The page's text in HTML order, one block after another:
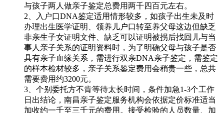
与孩子两人做亲子鉴定总费用两千四百元左右。
2、入户口DNA鉴定适用情形较多，如孩子出生未及时
办理出生医学证明、领养儿户口转至养父母这边但缺乏
非亲生子女证明文件、缺乏可以证明被拐后找回儿与当
事人亲子关系的证明资料时，为了明确父母与孩子是否
具有亲子血缘关系，需进行双亲DNA亲子鉴定，需鉴定
的样本检材较多，亲子关系鉴定费用会稍贵一些，总共
需要费用约3200元。
3、个别委托方不肯等待太长时间，条件加急1-3个工作
日出结论，南昌亲子鉴定服务机构会依据定价标准适当
加收约一千至三千元的费用。接受检验的人员数量、加